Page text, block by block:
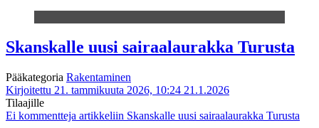
Skanskalle uusi sairaalaurakka Turusta
Pääkategoria Rakentaminen
Kirjoitettu 21. tammikuuta 2026, 10:24 21.1.2026
Tilaajille
Ei kommentteja artikkeliin Skanskalle uusi sairaalaurakka Turusta